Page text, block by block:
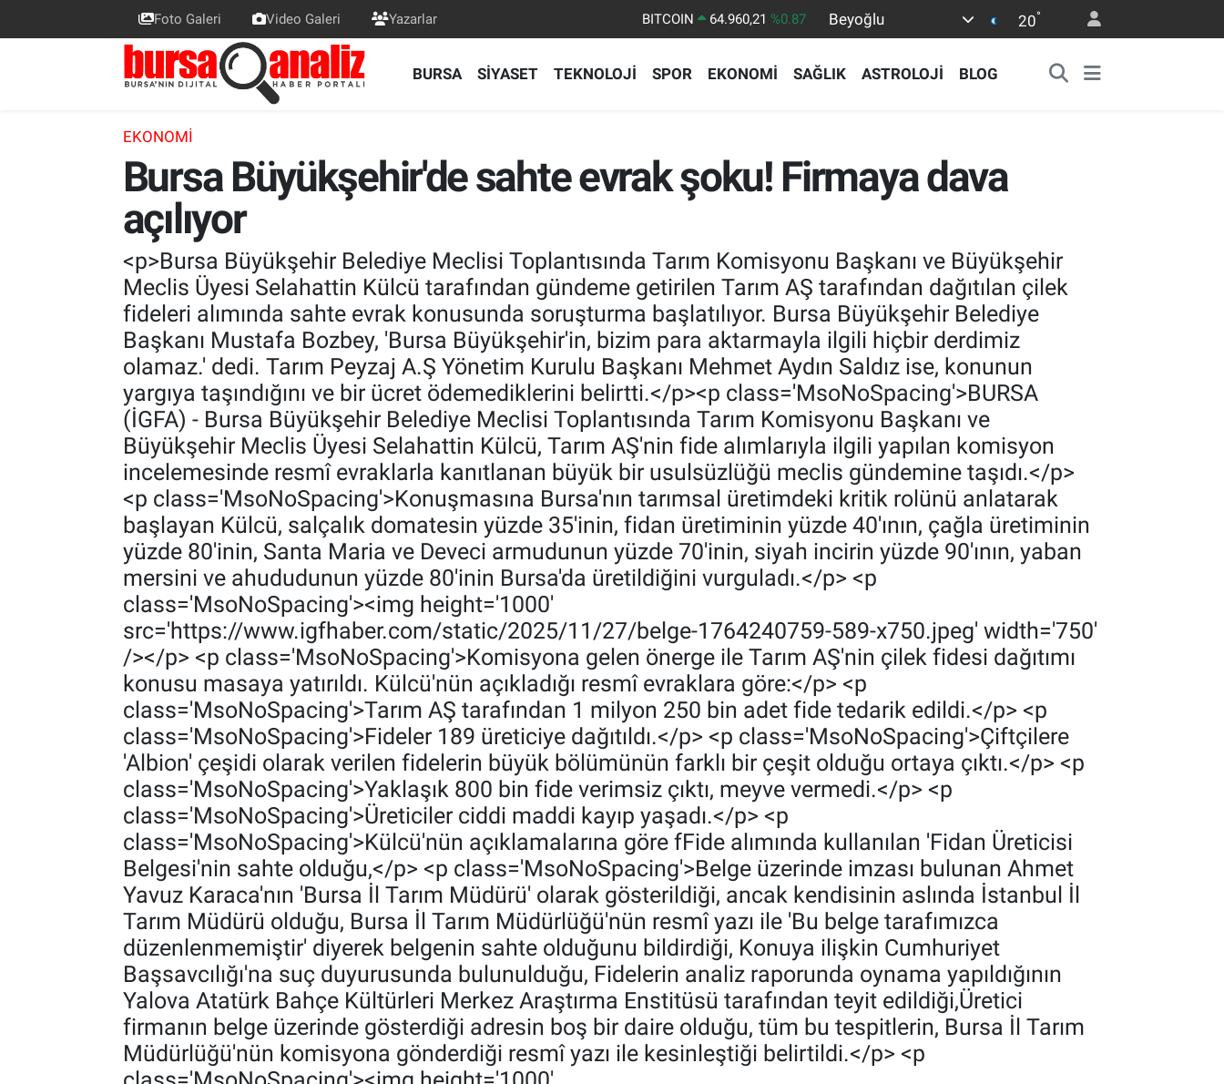
Foto Galeri Video Galeri Yazarlar DOLAR 47,7436 %0.18
STERLİN
64,4811 %0.38
BITCOIN
64.960,21 %0.87
Beyoğlu 20°
BURSA SİYASET TEKNOLOJİ SPOR EKONOMİ SAĞLIK ASTROLOJİ BLOG
EKONOMI
Bursa Büyükşehir'de sahte evrak şoku! Firmaya dava
açılıyor
<p>Bursa Büyükşehir Belediye Meclisi Toplantısında Tarım Komisyonu Başkanı ve Büyükşehir
Meclis Üyesi Selahattin Külcü tarafından gündeme getirilen Tarım AŞ tarafından dağıtılan çilek
fideleri alımında sahte evrak konusunda soruşturma başlatılıyor. Bursa Büyükşehir Belediye
Başkanı Mustafa Bozbey, 'Bursa Büyükşehir'in, bizim para aktarmayla ilgili hiçbir derdimiz
olamaz.' dedi. Tarım Peyzaj A.Ş Yönetim Kurulu Başkanı Mehmet Aydın Saldız ise, konunun
yargıya taşındığını ve bir ücret ödemediklerini belirtti.</p><p class='MsoNoSpacing'>BURSA
(İGFA) - Bursa Büyükşehir Belediye Meclisi Toplantısında Tarım Komisyonu Başkanı ve
Büyükşehir Meclis Üyesi Selahattin Külcü, Tarım AŞ'nin fide alımlarıyla ilgili yapılan komisyon
incelemesinde resmî evraklarla kanıtlanan büyük bir usulsüzlüğü meclis gündemine taşıdı.</p>
<p class='MsoNoSpacing'>Konuşmasına Bursa'nın tarımsal üretimdeki kritik rolünü anlatarak
başlayan Külcü, salçalık domatesin yüzde 35'inin, fidan üretiminin yüzde 40'ının, çağla üretiminin
yüzde 80'inin, Santa Maria ve Deveci armudunun yüzde 70'inin, siyah incirin yüzde 90'ının, yaban
mersini ve ahududunun yüzde 80'inin Bursa'da üretildiğini vurguladı.</p> <p
class='MsoNoSpacing'><img height='1000'
src='https://www.igfhaber.com/static/2025/11/27/belge-1764240759-589-x750.jpeg' width='750'
/></p> <p class='MsoNoSpacing'>‎‎Komisyona gelen önerge ile Tarım AŞ'nin çilek fidesi dağıtımı
konusu masaya yatırıldı. Külcü'nün açıkladığı resmî evraklara göre:</p> <p
class='MsoNoSpacing'>‎Tarım AŞ tarafından 1 milyon 250 bin adet fide tedarik edildi.</p> <p
class='MsoNoSpacing'>‎Fideler 189 üreticiye dağıtıldı.</p> <p class='MsoNoSpacing'>‎Çiftçilere
'Albion' çeşidi olarak verilen fidelerin büyük bölümünün farklı bir çeşit olduğu ortaya çıktı.</p> <p
class='MsoNoSpacing'>‎Yaklaşık 800 bin fide verimsiz çıktı, meyve vermedi.</p> <p
class='MsoNoSpacing'>‎Üreticiler ciddi maddi kayıp yaşadı.</p> <p
class='MsoNoSpacing'>‎‎Külcü'nün açıklamalarına göre fFide alımında kullanılan 'Fidan Üreticisi
Belgesi'nin sahte olduğu,</p> <p class='MsoNoSpacing'>‎Belge üzerinde imzası bulunan Ahmet
Yavuz Karaca'nın 'Bursa İl Tarım Müdürü' olarak gösterildiği, ancak kendisinin aslında İstanbul İl
Tarım Müdürü olduğu, ‎Bursa İl Tarım Müdürlüğü'nün resmî yazı ile 'Bu belge tarafımızca
düzenlenmemiştir' diyerek belgenin sahte olduğunu bildirdiği, ‎Konuya ilişkin Cumhuriyet
Başsavcılığı'na suç duyurusunda bulunulduğu, ‎Fidelerin analiz raporunda oynama yapıldığının
Yalova Atatürk Bahçe Kültürleri Merkez Araştırma Enstitüsü tarafından teyit edildiği,‎Üretici
firmanın belge üzerinde gösterdiği adresin boş bir daire olduğu, tüm bu tespitlerin, Bursa İl Tarım
Müdürlüğü'nün komisyona gönderdiği resmî yazı ile kesinleştiği belirtildi.</p> <p
TEKNOLOJİ
ASTROLOJİ
Nöbetçi Eczaneler
Trafik Durumu
Süper Lig Puan Durumu ve Fikstür
Tüm Manşetler
Son Dakika Haberleri
Haber Arşivi